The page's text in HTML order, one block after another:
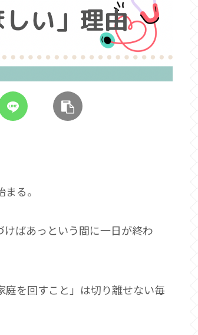
る。
ばあっという間に一日が終わ
庭を回すこと」は切り離せない毎